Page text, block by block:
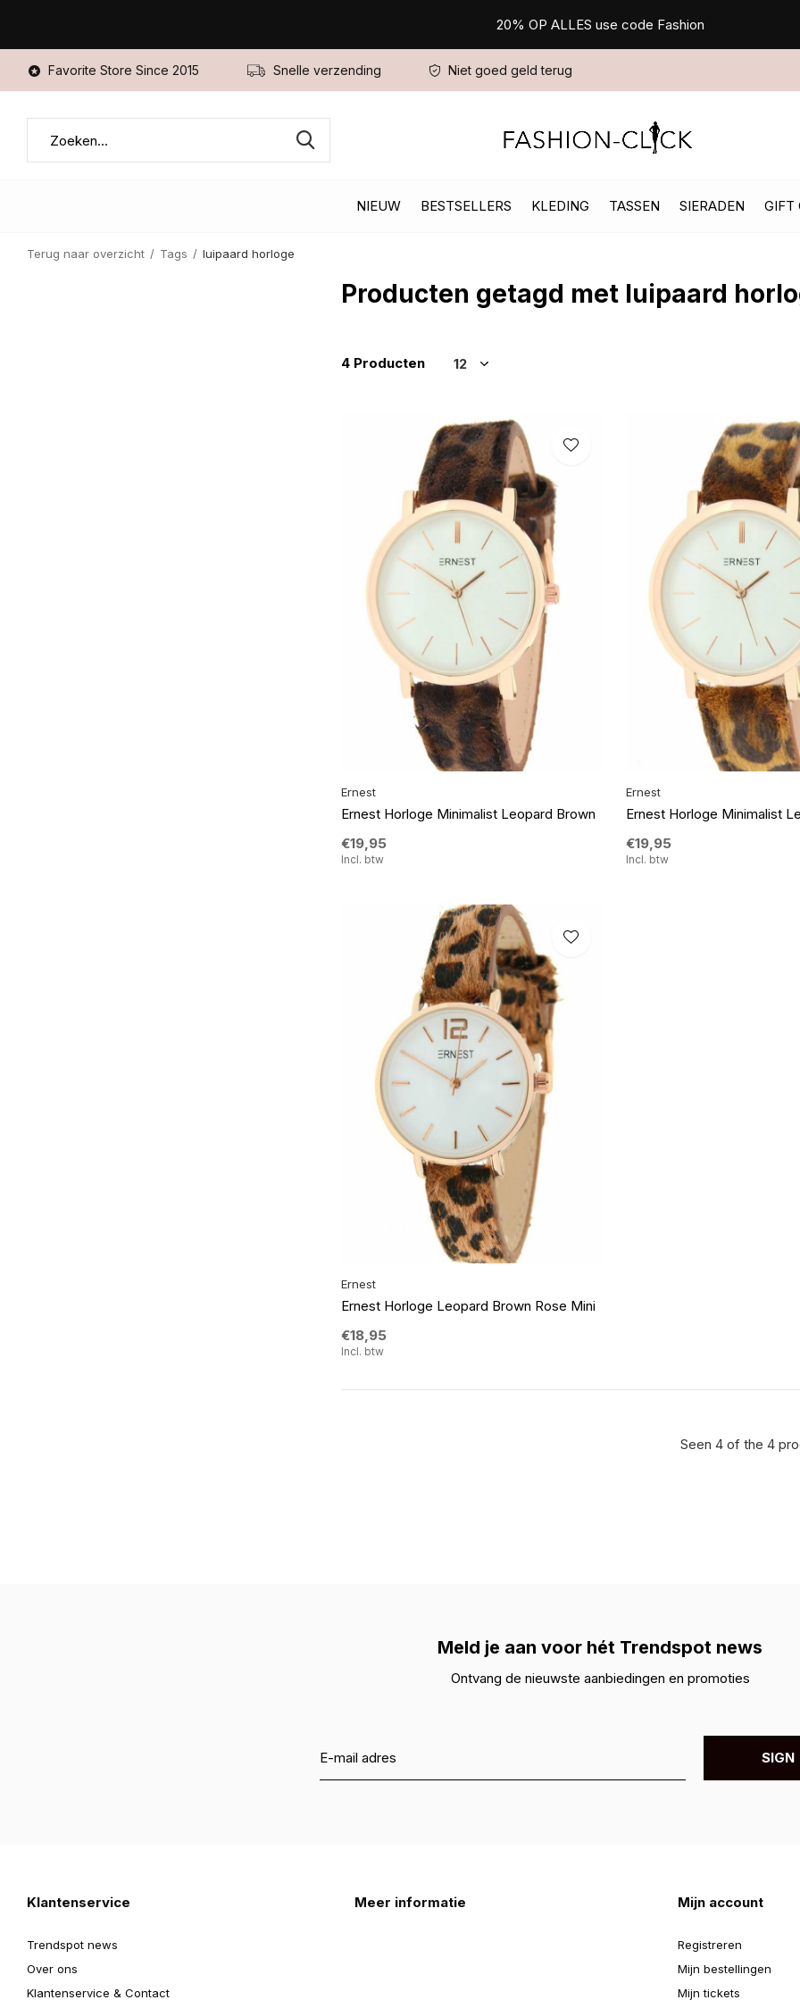
NIEUW BESTSELLERS KLEDING TASSEN SIERADEN GIFT
Favorite Store Since 2015 Snelle verzending Niet goed geld terug
20% OP ALLES use code Fashion
Terug naar overzicht Tags luipaard horloge
Producten getagd met luipaard
4 Producten
Ernest
Ernest Horloge Minimalist Leopard Brown
€19,95
Incl. btw
Ernest
Ernest Horloge Minimalist
€19,95
Incl. btw
Ernest
Ernest Horloge Leopard Brown Rose Mini
€18,95
Incl. btw
Seen 4 of the 4
Meld je aan voor hét Trendspot news
Ontvang de nieuwste aanbiedingen en promoties
SIGN
Klantenservice
Trendspot news
Over ons
Klantenservice & Contact
Meer informatie Mijn account
Registreren
Mijn bestellingen
Mijn tickets